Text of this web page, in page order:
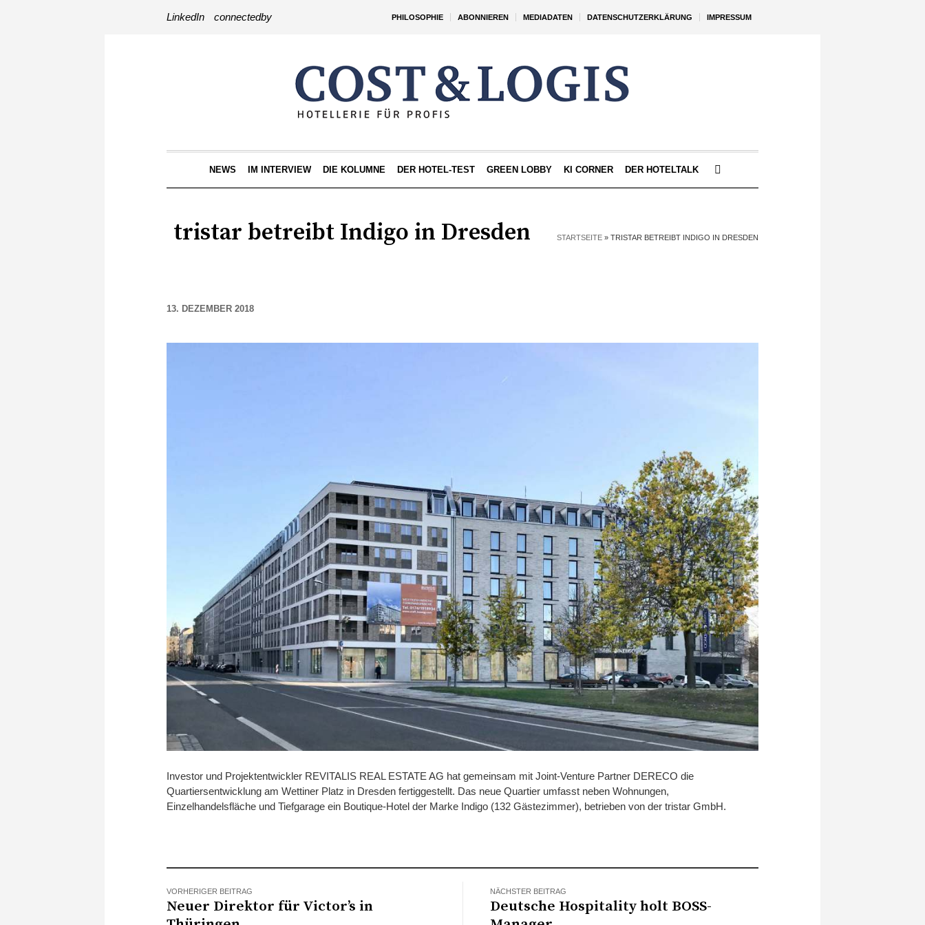
PHILOSOPHIE ABONNIEREN MEDIADATEN DATENSCHUTZERKLÄRUNG IMPRESSUM
LinkedIn connectedby
NEWS IM INTERVIEW DIE KOLUMNE DER HOTEL-TEST GREEN LOBBY KI CORNER DER HOTELTALK
tristar betreibt Indigo in Dresden STARTSEITE » TRISTAR BETREIBT INDIGO IN DRESDEN
13. DEZEMBER 2018
Investor und Projektentwickler REVITALIS REAL ESTATE AG hat gemeinsam mit Joint-Venture Partner DERECO die
Quartiersentwicklung am Wettiner Platz in Dresden fertiggestellt. Das neue Quartier umfasst neben Wohnungen,
Einzelhandelsfläche und Tiefgarage ein Boutique-Hotel der Marke Indigo (132 Gästezimmer), betrieben von der tristar GmbH.
VORHERIGER BEITRAG
Neuer Direktor für Victor’s in
NÄCHSTER BEITRAG
Deutsche Hospitality holt BOSS-